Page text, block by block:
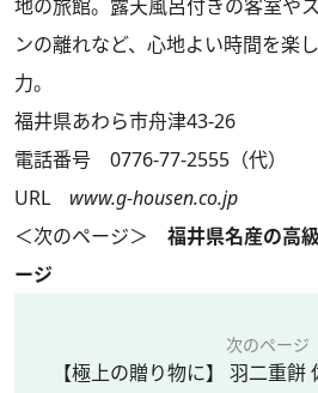
地の旅館。露天風呂付きの客室や
ンの離れなど、心地よい時間を楽
力。
福井県あわら市舟津43-26
電話番号 0776-77-2555（代）
URL www.g-housen.co.jp
＜次のページ＞ 福井県名産の高
ージ
次のページ
【極上の贈り物に】 羽二重